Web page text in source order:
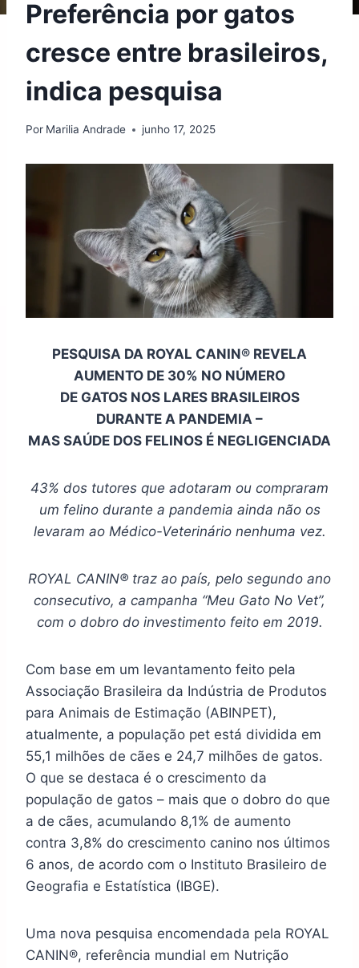
Preferência por gatos
cresce entre brasileiros,
indica pesquisa
Por Marilia Andrade junho 17, 2025
PESQUISA DA ROYAL CANIN® REVELA
AUMENTO DE 30% NO NÚMERO
DE GATOS NOS LARES BRASILEIROS
DURANTE A PANDEMIA –
MAS SAÚDE DOS FELINOS É NEGLIGENCIADA
43% dos tutores que adotaram ou compraram
um felino durante a pandemia ainda não os
levaram ao Médico-Veterinário nenhuma vez.
ROYAL CANIN® traz ao país, pelo segundo ano
consecutivo, a campanha “Meu Gato No Vet”,
com o dobro do investimento feito em 2019.
Com base em um levantamento feito pela
Associação Brasileira da Indústria de Produtos
para Animais de Estimação (ABINPET),
atualmente, a população pet está dividida em
55,1 milhões de cães e 24,7 milhões de gatos.
O que se destaca é o crescimento da
população de gatos – mais que o dobro do que
a de cães, acumulando 8,1% de aumento
contra 3,8% do crescimento canino nos últimos
6 anos, de acordo com o Instituto Brasileiro de
Geografia e Estatística (IBGE).
Uma nova pesquisa encomendada pela ROYAL
CANIN®, referência mundial em Nutrição